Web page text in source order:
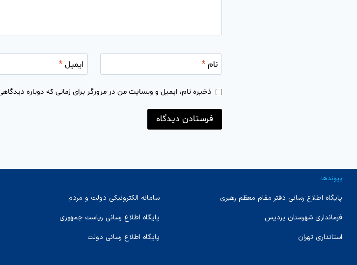
نام* ایمیل *
ذخیره نام، ایمیل و وبسایت من در مرورگر برای زمانی که دوباره
پیوندها
پایگاه اطلاع رسانی دفتر مقام معظم رهبری
فرمانداری شهرستان پردیس
استانداری تهران
سامانه الکترونیکی دولت و مردم
پایگاه اطلاع رسانی ریاست جمهوری
پایگاه اطلاع رسانی دولت